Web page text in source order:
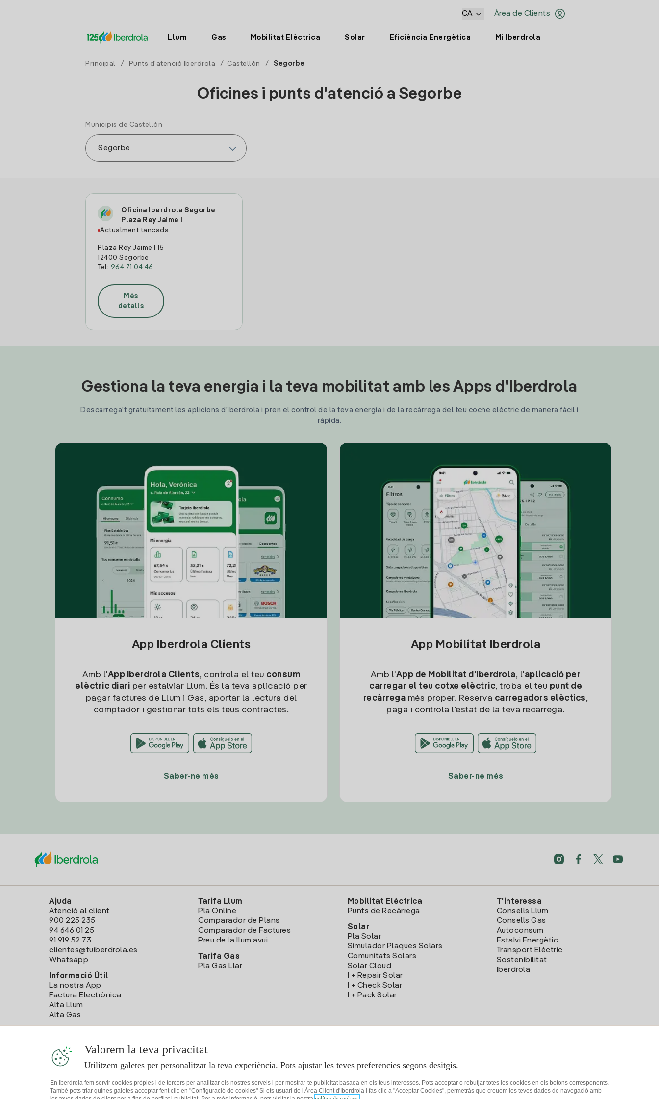
Àrea de Clients
CA
Llum Gas Mobilitat Elèctrica Solar Eficiència Energètica Mi Iberdrola
Principal / Punts d'atenció Iberdrola / Castellón / Segorbe
Oficines i punts d'atenció a Segorbe
Municipis de Castellón
Oficina Iberdrola Segorbe
Plaza Rey Jaime I
Actualment tancada
Plaza Rey Jaime I 15
12400 Segorbe
Tel: 964 71 04 46
Més
detalls
Gestiona la teva energia i la teva mobilitat amb les Apps d'Iberdrola
Descarrega't gratuïtament les aplicions d'Iberdrola i pren el control de la teva energia i de la recàrrega del teu coche elèctric de manera fàcil i
ràpida.
App Iberdrola Clients
Amb l'App Iberdrola Clients, controla el teu consum
elèctric diari per estalviar Llum. És la teva aplicació per
pagar factures de Llum i Gas, aportar la lectura del
comptador i gestionar tots els teus contractes.
Saber-ne més
App Mobilitat Iberdrola
Amb l'App de Mobilitat d'Iberdrola, l'aplicació per
carregar el teu cotxe elèctric, troba el teu punt de
recàrrega més proper. Reserva carregadors elèctics,
paga i controla l'estat de la teva recàrrega.
Saber-ne més
Ajuda
Atenció al client
900 225 235
94 646 01 25
91 919 52 73
clientes@tuiberdrola.es
Whatsapp
Informació Útil
La nostra App
Factura Electrònica
Alta Llum
Alta Gas
Tarifa Llum
Pla Online
Comparador de Plans
Comparador de Factures
Preu de la llum avui
Tarifa Gas
Pla Gas Llar
Mobilitat Elèctrica
Punts de Recàrrega
Solar
Pla Solar
Simulador Plaques Solars
Comunitats Solars
Solar Cloud
I + Repair Solar
I + Check Solar
I + Pack Solar
T'interessa
Consells Llum
Consells Gas
Autoconsum
Estalvi Energètic
Transport Elèctric
Sostenibilitat
Iberdrola
Valorem la teva privacitat
Utilitzem galetes per personalitzar la teva experiència. Pots ajustar les teves preferències segons desitgis.
En Iberdrola fem servir cookies pròpies i de tercers per analitzar els nostres serveis i per mostrar-te publicitat basada en els teus interessos. Pots acceptar o rebutjar totes les cookies en els botons corresponents.
També pots triar quines galetes acceptar fent clic en "Configuració de cookies" Si ets usuari de l'Àrea Client d'Iberdrola i fas clic a "Acceptar Cookies", permetràs que creuem les teves dades de navegació amb